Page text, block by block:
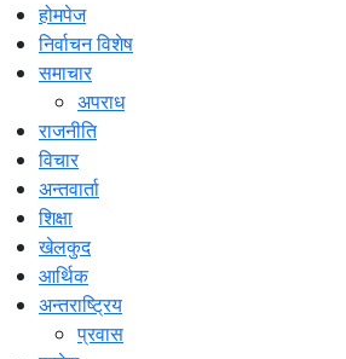
होमपेज
निर्वाचन विशेष
समाचार
अपराध
राजनीति
विचार
अन्तवार्ता
शिक्षा
खेलकुद
आर्थिक
अन्तराष्ट्रिय
प्रवास